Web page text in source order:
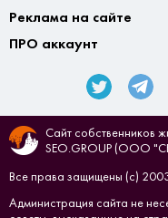
Реклама на сайте
ПРО аккаунт
Сайт собственников
SEO.GROUP (ООО
Все права защищены (с)
Администрация сайта не